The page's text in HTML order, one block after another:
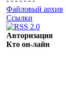
Файловый архив
Ссылки
Авторизация
Кто он-лайн